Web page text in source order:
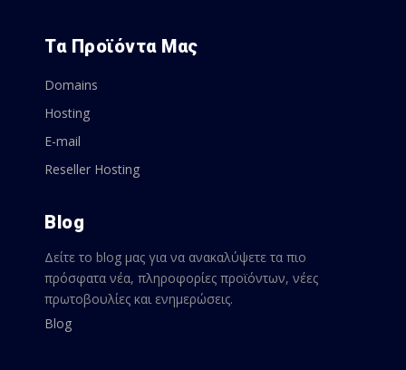
Τα Προϊόντα Μας
Domains
Hosting
E-mail
Reseller Hosting
Blog
Δείτε το blog μας για να ανακαλύψετε τα πιο
πρόσφατα νέα, πληροφορίες προϊόντων, νέες
πρωτοβουλίες και ενημερώσεις.
Blog